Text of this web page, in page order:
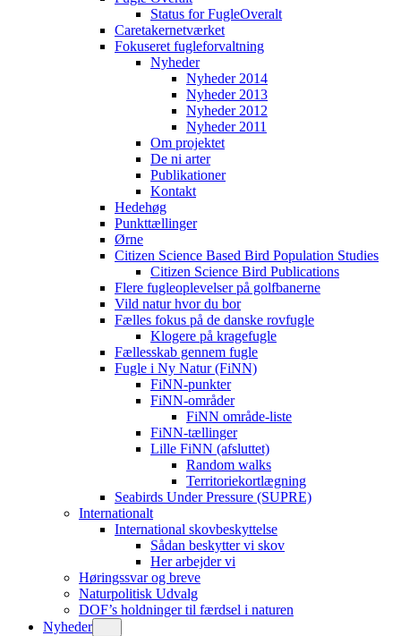
Status for FugleOveralt
Caretakernetværket
Fokuseret fugleforvaltning
Nyheder
Nyheder 2014
Nyheder 2013
Nyheder 2012
Nyheder 2011
Om projektet
De ni arter
Publikationer
Kontakt
Hedehøg
Punkttællinger
Ørne
Citizen Science Based Bird Population Studies
Citizen Science Bird Publications
Flere fugleoplevelser på golfbanerne
Vild natur hvor du bor
Fælles fokus på de danske rovfugle
Klogere på kragefugle
Fællesskab gennem fugle
Fugle i Ny Natur (FiNN)
FiNN-punkter
FiNN-områder
FiNN område-liste
FiNN-tællinger
Lille FiNN (afsluttet)
Random walks
Territoriekortlægning
Seabirds Under Pressure (SUPRE)
Internationalt
International skovbeskyttelse
Sådan beskytter vi skov
Her arbejder vi
Høringssvar og breve
Naturpolitisk Udvalg
DOF’s holdninger til færdsel i naturen
Nyheder